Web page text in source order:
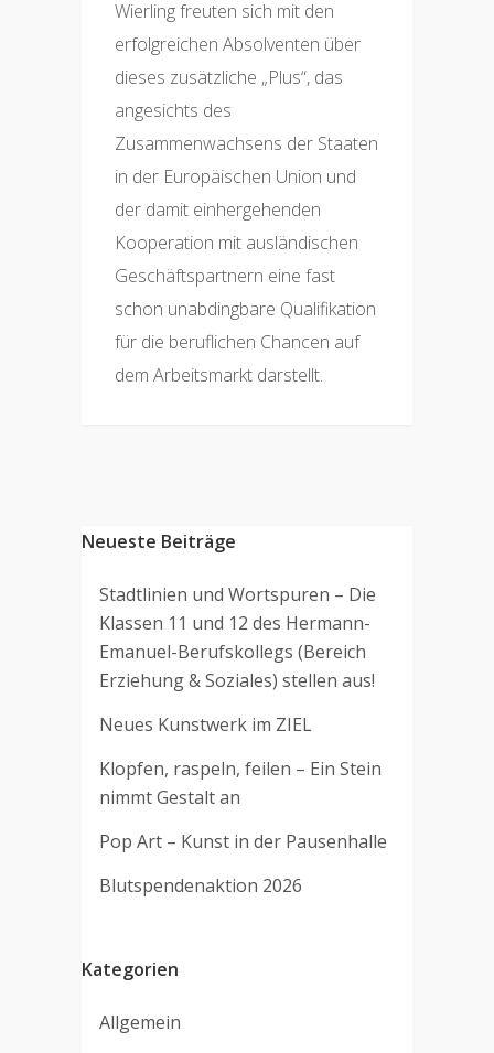
Wierling freuten sich mit den
erfolgreichen Absolventen über
dieses zusätzliche „Plus“, das
angesichts des
Zusammenwachsens der Staaten
in der Europäischen Union und
der damit einhergehenden
Kooperation mit ausländischen
Geschäftspartnern eine fast
schon unabdingbare Qualifikation
für die beruflichen Chancen auf
dem Arbeitsmarkt darstellt.
Neueste Beiträge
Stadtlinien und Wortspuren – Die
Klassen 11 und 12 des Hermann-
Emanuel-Berufskollegs (Bereich
Erziehung & Soziales) stellen aus!
Neues Kunstwerk im ZIEL
Klopfen, raspeln, feilen – Ein Stein
nimmt Gestalt an
Pop Art – Kunst in der Pausenhalle
Blutspendenaktion 2026
Kategorien
Allgemein